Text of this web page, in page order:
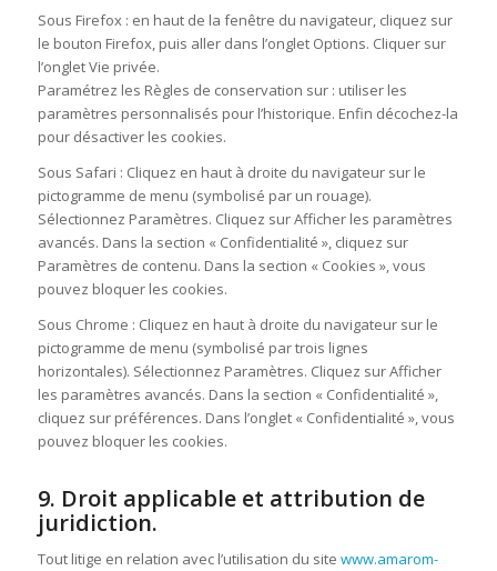
Sous Firefox : en haut de la fenêtre du navigateur, cliquez sur
le bouton Firefox, puis aller dans l’onglet Options. Cliquer sur
l’onglet Vie privée.
Paramétrez les Règles de conservation sur : utiliser les
paramètres personnalisés pour l’historique. Enfin décochez-la
pour désactiver les cookies.
Sous Safari : Cliquez en haut à droite du navigateur sur le
pictogramme de menu (symbolisé par un rouage).
Sélectionnez Paramètres. Cliquez sur Afficher les paramètres
avancés. Dans la section « Confidentialité », cliquez sur
Paramètres de contenu. Dans la section « Cookies », vous
pouvez bloquer les cookies.
Sous Chrome : Cliquez en haut à droite du navigateur sur le
pictogramme de menu (symbolisé par trois lignes
horizontales). Sélectionnez Paramètres. Cliquez sur Afficher
les paramètres avancés. Dans la section « Confidentialité »,
cliquez sur préférences. Dans l’onglet « Confidentialité », vous
pouvez bloquer les cookies.
9. Droit applicable et attribution de
juridiction.
Tout litige en relation avec l’utilisation du site www.amarom-